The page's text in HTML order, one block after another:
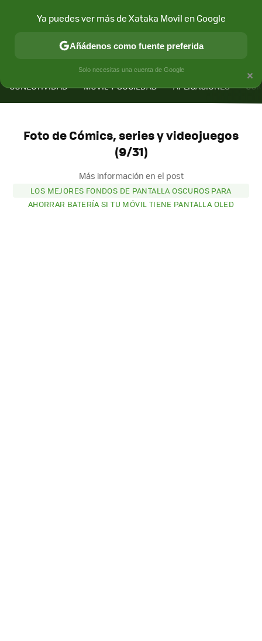
CONECTIVIDAD MÓVIL Y SOCIEDAD APLICACIONES
Foto de Cómics, series y videojuegos
(9/31)
Más información en el post
LOS MEJORES FONDOS DE PANTALLA OSCUROS PARA
AHORRAR BATERÍA SI TU MÓVIL TIENE PANTALLA OLED
×
Ya puedes ver más de Xataka Movil en Google
Añádenos como fuente preferida
Solo necesitas una cuenta de Google